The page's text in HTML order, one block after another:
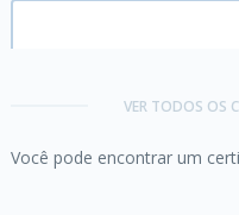
VER TODOS OS
Você pode encontrar um